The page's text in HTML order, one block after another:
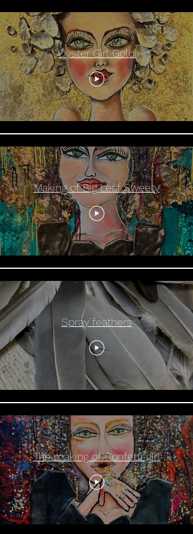
Oyster Girl Gold
Making of Big Leaf Sweety
Spray feathers
The making of Confetti girl